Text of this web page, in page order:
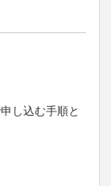
し込む手順と